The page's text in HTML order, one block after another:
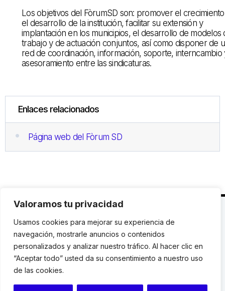
Valoramos tu privacidad
Usamos cookies para mejorar su experiencia de
navegación, mostrarle anuncios o contenidos
personalizados y analizar nuestro tráfico. Al hacer clic en
“Aceptar todo” usted da su consentimiento a nuestro uso
de las cookies.
Los objetivos del FòrumSD son: promover el
el desarrollo de la institución, facilitar su extensión y
implantación en los municipios, el desarrollo de modelos
trabajo y de actuación conjuntos, así como disponer de
red de coordinación, información, soporte, interncambio
asesoramiento entre las sindicaturas.
Enlaces relacionados
Página web del Fòrum SD
C. Avinyó 44, 2n | 08002 Barcelona |T.: +34 93
119 03 72|institut@idhc.org
© Institut de Drets Humans de Catalunya.
Aviso legal|Cookies|Contacto